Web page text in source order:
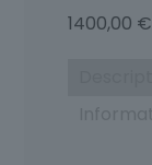
1400,00 €